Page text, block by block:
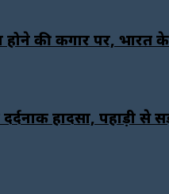
की कगार पर, भारत
हादसा, पहाड़ी से